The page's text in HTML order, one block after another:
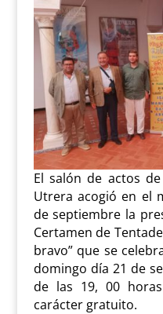
El salón de actos
Utrera acogió en el
de septiembre la
Certamen de
bravo” que se
domingo día 21 de
de las 19, 00
carácter gratuito.